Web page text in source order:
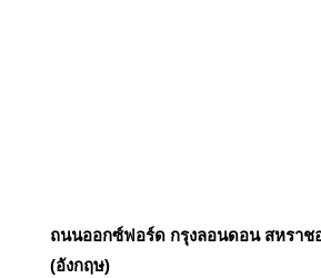
ถนนออกซ์ฟอร์ด กรุงลอนดอน สหราช
(อังกฤษ)